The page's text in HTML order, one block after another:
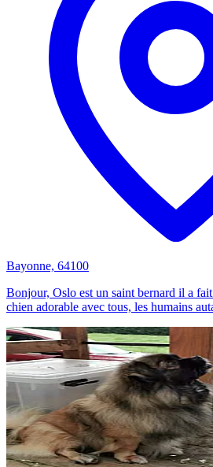
Bayonne, 64100
Bonjour, Oslo est un saint bernard il a
chien adorable avec tous, les humains